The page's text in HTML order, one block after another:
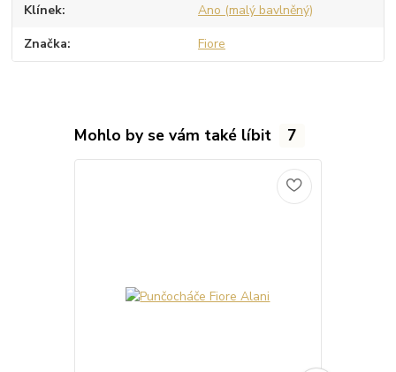
Klínek Ano (malý bavlněný)
Značka Fiore
Mohlo by se vám také líbit 7